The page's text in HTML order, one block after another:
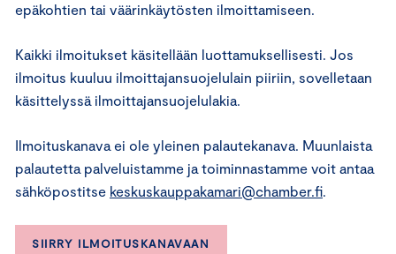
epäkohtien tai väärinkäytösten ilmoittamiseen.
Kaikki ilmoitukset käsitellään luottamuksellisesti. Jos
ilmoitus kuuluu ilmoittajansuojelulain piiriin, sovelletaan
käsittelyssä ilmoittajansuojelulakia.
Ilmoituskanava ei ole yleinen palautekanava. Muunlaista
palautetta palveluistamme ja toiminnastamme voit antaa
sähköpostitse keskuskauppakamari@chamber.fi.
SIIRRY ILMOITUSKANAVAAN